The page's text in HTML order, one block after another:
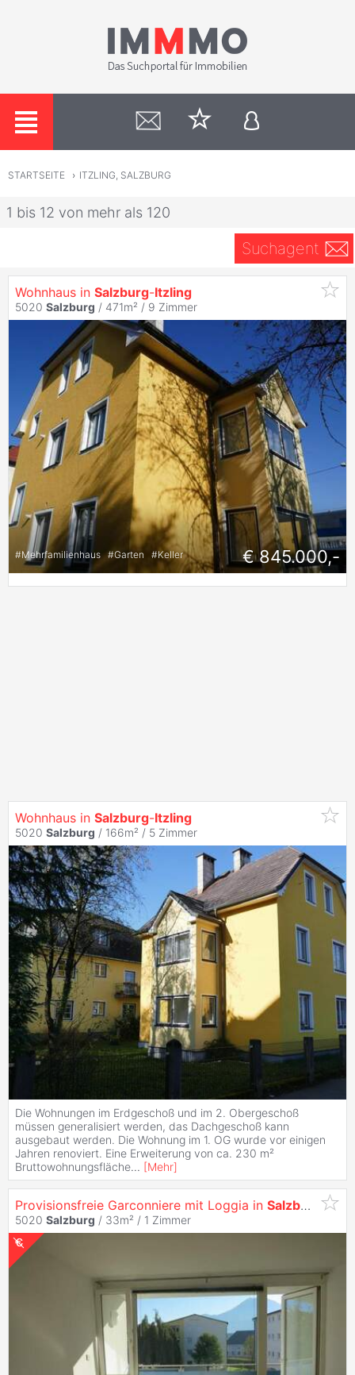
STARTSEITE › ITZLING, SALZBURG
1 bis 12 von mehr als 120
Suchagent
Wohnhaus in Salzburg-Itzling
5020 Salzburg / 471m² / 9 Zimmer
#Mehrfamilienhaus #Garten #Keller € 845.000,-
Wohnhaus in Salzburg-Itzling
5020 Salzburg / 166m² / 5 Zimmer
Die Wohnungen im Erdgeschoß und im 2. Obergeschoß
müssen generalisiert werden, das Dachgeschoß kann
ausgebaut werden. Die Wohnung im 1. OG wurde vor einigen
Jahren renoviert. Eine Erweiterung von ca. 230 m²
Bruttowohnungsfläche... [Mehr]
Provisionsfreie Garconniere mit Loggia in Salzburg /
5020 Salzburg / 33m² / 1 Zimmer